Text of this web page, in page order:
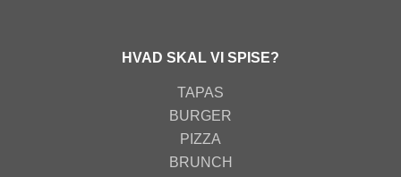
HVAD SKAL VI SPISE?
TAPAS
BURGER
PIZZA
BRUNCH